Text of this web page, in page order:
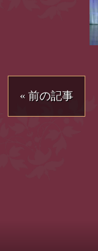
« 前の記事